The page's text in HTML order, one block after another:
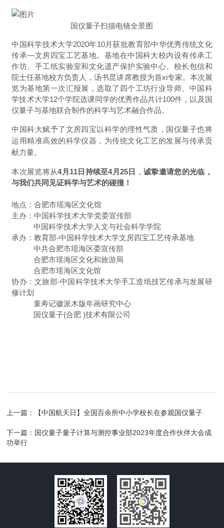
国仪量子扫描电镜全景图
中国科学技术大学2020年10月获批教育部中华优秀传统文化
传承—文房四宝工艺基地。基地在中国科大校内设有传承工
作坊、手工纸实验室和文化遗产保护实验中心。校长包信和
院士任基地校方负责人，汤书昆讲席教授为首xi专家。本次展
览为基地第一次汇报展，选取了四个工坊行业导师、中国科
学技术大学12个学院选课同学的优秀作品共计100件，以及国
仪量子与基地联合制作的科学与艺术融合作品。
中国科大赋予了文房四宝以科学的理性气质，国仪量子也将
运用精准高效的科学仪器，为传统文化工艺的发展与传承贡
献力量。
本次展览将从4月11日持续至4月25日 ，诚挚邀请您的光临，
与我们共同见证科学与艺术的碰撞！
地点：合肥市瑶海区文化馆
主办：中国科学技术大学党委宣传部
中国科学技术大学人文与社会科学学院
承办：教育部-中国科学技术大学文房四宝工艺传承基地
中共合肥市瑶海区委宣传部
合肥市瑶海区文化和旅游局
合肥市瑶海区文化馆
协办：文旅部-中国科学技术大学手工造纸技艺传承与发展研
修计划
童寿记徽派木版年画研究中心
国仪量子(合肥 )技术有限公司
上一篇： 【中国航天日】全国百余所中小学校长在参观国仪量子
下一篇： 国仪量子量子计算与测控事业部2023年度合作伙伴大会成
功举行